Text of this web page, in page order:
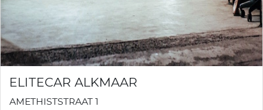
ELITECAR ALKMAAR
AMETHISTSTRAAT 1